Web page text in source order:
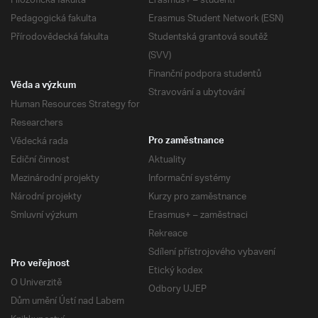
Pedagogická fakulta
Přírodovědecká fakulta
Erasmus Student Network (ESN)
Studentská grantová soutěž
(SVV)
Finanční podpora studentů
Stravování a ubytování
Věda a výzkum
Human Resources Strategy for
Researchers
Vědecká rada
Ediční činnost
Mezinárodní projekty
Národní projekty
Smluvní výzkum
Pro zaměstnance
Aktuality
Informační systémy
Kurzy pro zaměstnance
Erasmus+ – zaměstnaci
Rekreace
Sdílení přístrojového vybavení
Etický kodex
Odbory UJEP
Pro veřejnost
O Univerzitě
Dům umění Ústí nad Labem